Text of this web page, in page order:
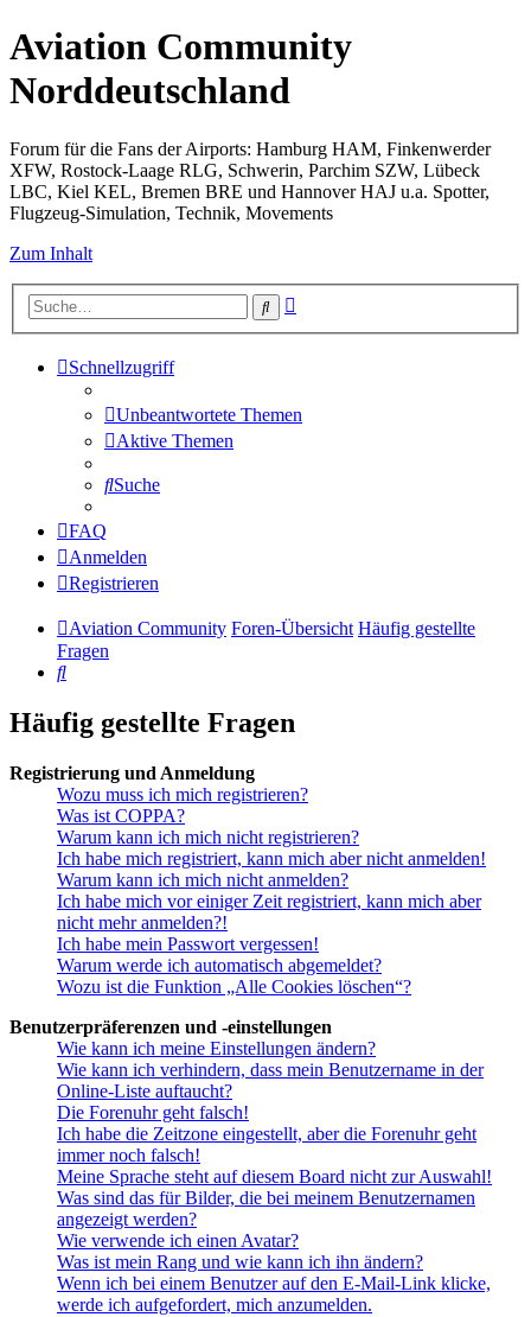
Aviation Community
Norddeutschland
Forum für die Fans der Airports: Hamburg HAM, Finkenwerder
XFW, Rostock-Laage RLG, Schwerin, Parchim SZW, Lübeck
LBC, Kiel KEL, Bremen BRE und Hannover HAJ u.a. Spotter,
Flugzeug-Simulation, Technik, Movements
Zum Inhalt
Suche
Schnellzugriff
Unbeantwortete Themen
Aktive Themen
Suche
FAQ
Anmelden
Registrieren
Aviation Community Foren-Übersicht Häufig gestellte
Fragen
Suche
Häufig gestellte Fragen
Registrierung und Anmeldung
Wozu muss ich mich registrieren?
Was ist COPPA?
Warum kann ich mich nicht registrieren?
Ich habe mich registriert, kann mich aber nicht anmelden!
Warum kann ich mich nicht anmelden?
Ich habe mich vor einiger Zeit registriert, kann mich aber
nicht mehr anmelden?!
Ich habe mein Passwort vergessen!
Warum werde ich automatisch abgemeldet?
Wozu ist die Funktion „Alle Cookies löschen“?
Benutzerpräferenzen und -einstellungen
Wie kann ich meine Einstellungen ändern?
Wie kann ich verhindern, dass mein Benutzername in der
Online-Liste auftaucht?
Die Forenuhr geht falsch!
Ich habe die Zeitzone eingestellt, aber die Forenuhr geht
immer noch falsch!
Meine Sprache steht auf diesem Board nicht zur Auswahl!
Was sind das für Bilder, die bei meinem Benutzernamen
angezeigt werden?
Wie verwende ich einen Avatar?
Was ist mein Rang und wie kann ich ihn ändern?
Wenn ich bei einem Benutzer auf den E-Mail-Link klicke,
werde ich aufgefordert, mich anzumelden.